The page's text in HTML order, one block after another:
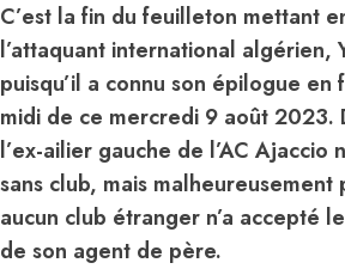
C’est la fin du feuilleton mettant
l’attaquant international algérien,
puisqu’il a connu son épilogue en
midi de ce mercredi 9 août 2023.
l’ex-ailier gauche de l’AC Ajaccio
sans club, mais malheureusement
aucun club étranger n’a accepté
de son agent de père.